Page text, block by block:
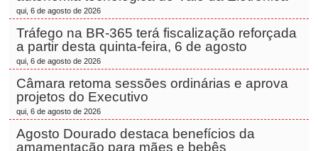
qui, 6 de agosto de 2026
Tráfego na BR-365 terá fiscalização reforçada
a partir desta quinta-feira, 6 de agosto
qui, 6 de agosto de 2026
Câmara retoma sessões ordinárias e aprova
projetos do Executivo
qui, 6 de agosto de 2026
Agosto Dourado destaca benefícios da
amamentação para mães e bebês